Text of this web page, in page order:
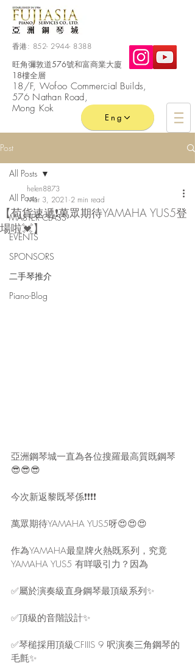
香港: 852- 2944- 8388
旺角彌敦道576號和富商業大廈
18樓全層
​18/F, Wofoo Commercial Builds,
576 Nathan Road,
Mong Kok
Eng
Post
All Posts
MASTER CLASS
EVENTS
SPONSORS
二手琴推介
Piano-Blog
All Posts
【荀貨速遞❗萬眾期待YAMAHA YUS5登
場啦💓】
helen8873
Mar 3, 2021 2 min read
亞洲鋼琴城一直為各位搜羅最高質既鋼琴
😎😎😎
今次新返黎既琴係❗❗❗❗
萬眾期待YAMAHA YUS5呀😍😍😍
作為YAMAHA最皇牌火熱既系列，究竟
YAMAHA YUS5 有咩吸引力？因為
✅屬於演奏級直身鋼琴最頂級系列✨
✅頂級的音階設計✨
✅琴槌採用頂級CFIIIS 9 呎演奏三角鋼琴的
毛氈✨